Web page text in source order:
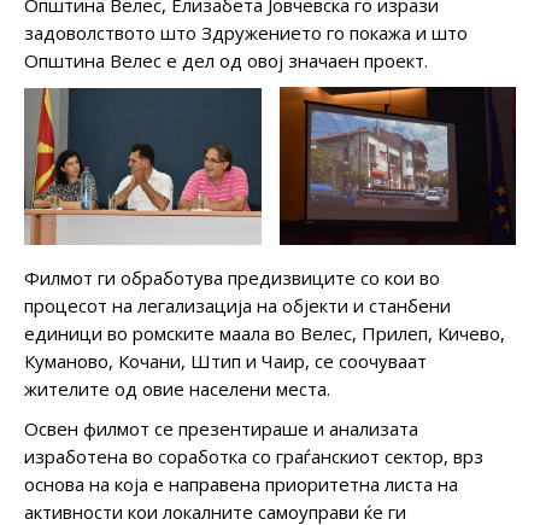
Општина Велес, Елизабета Јовчевска го изрази
задоволството што Здружението го покажа и што
Општина Велес е дел од овој значаен проект.
Филмот ги обработува предизвиците со кои во
процесот на легализација на објекти и станбени
единици во ромските маала во Велес, Прилеп, Кичево,
Куманово, Кочани, Штип и Чаир, се соочуваат
жителите од овие населени места.
Освен филмот се презентираше и анализата
изработена во соработка со граѓанскиот сектор, врз
основа на која е направена приоритетна листа на
активности кои локалните самоуправи ќе ги